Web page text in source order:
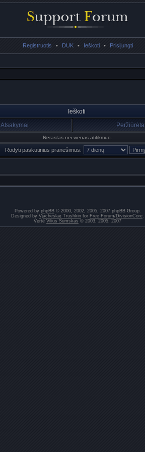
Registruotis • DUK • Ieškoti • Prisijungti
Ieškoti
Atsakymai Peržiūrėta
Nerastas nei vienas atitikmuo.
Rodyti paskutinius pranešimus:
Powered by phpBB© 2000, 2002, 2005, 2007 phpBB Group.
Designed by Vjacheslav Trushkin for Free Forum/DivisionCore.
Vertė Vilius Šumskas © 2003, 2005, 2007